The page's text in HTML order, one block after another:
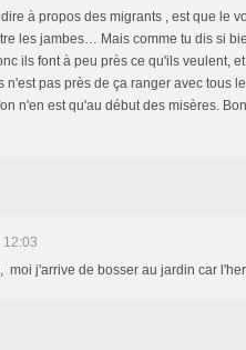
à propos des migrants , est que le
les jambes… Mais comme tu dis si
ils font à peu près ce qu'ils veulent,
n'est pas près de ça ranger avec tous
n'en est qu'au début des misères.
moi j'arrive de bosser au jardin car